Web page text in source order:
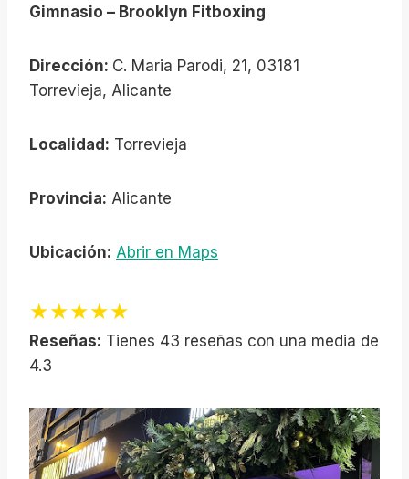
Gimnasio – Brooklyn Fitboxing
Dirección: C. Maria Parodi, 21, 03181
Torrevieja, Alicante
Localidad: Torrevieja
Provincia: Alicante
Ubicación: Abrir en Maps
★★★★★
Reseñas: Tienes 43 reseñas con una media de
4.3